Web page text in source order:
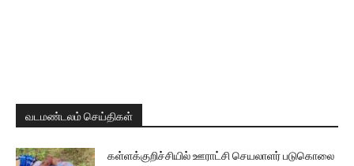
வடமண்டலம் செய்திகள்
கள்ளக்குறிச்சியில் ஊராட்சி செயலாளர் படுகொலை